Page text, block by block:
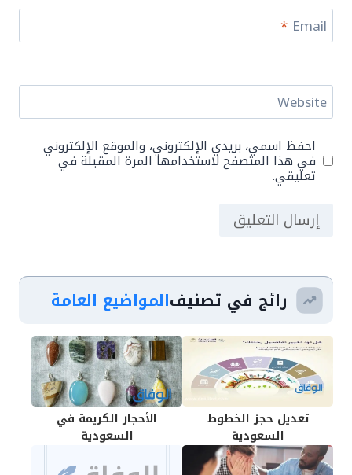
Email
*
Website
احفظ اسمي، بريدي الإلكتروني، والموقع الإلكتروني
في هذا المتصفح لاستخدامها المرة المقبلة في
تعليقي.
رائج في تصنيفالمواضيع العامة
تعديل حجز الخطوط
السعودية
الأحجار الكريمة في
السعودية